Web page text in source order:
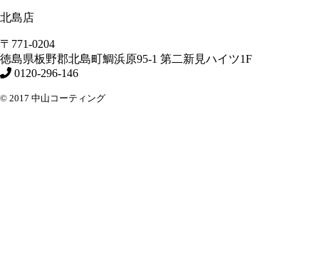
北島店
〒771-0204
徳島県板野郡北島町鯛浜原95-1 第二新見ハイツ1F
0120-296-146
© 2017 中山コーティング